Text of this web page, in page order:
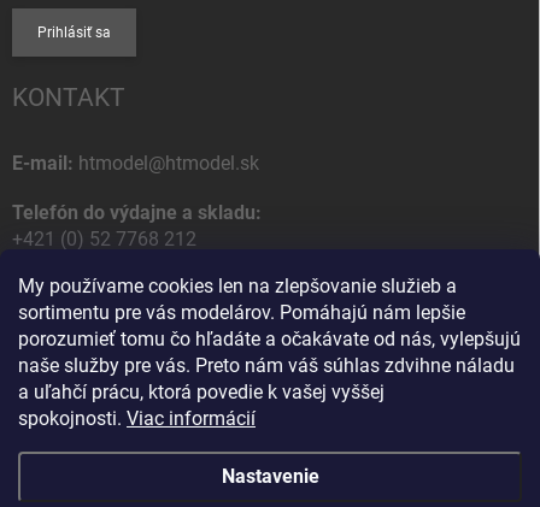
My používame cookies len na zlepšovanie služieb a
sortimentu pre vás modelárov. Pomáhajú nám lepšie
porozumieť tomu čo hľadáte a očakávate od nás, vylepšujú
naše služby pre vás. Preto nám váš súhlas zdvihne náladu
a uľahčí prácu, ktorá povedie k vašej vyššej
spokojnosti. Viac informácií
Nastavenie
Prihlásiť sa
KONTAKT
E-mail: htmodel@htmodel.sk
Telefón do výdajne a skladu:
+421 (0) 52 7768 212
Poštová / Odberná adresa:
HT model
Na letisko 49
058 01 Poprad
Slovenská Republika